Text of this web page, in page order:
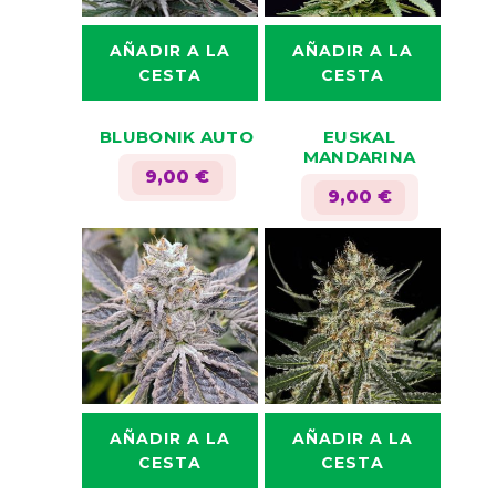
en
página
de
producto
en
página
de
producto
AÑADIR A LA
CESTA
producto
múltiples
variantes.
Las
opciones
se
pueden
elegir
en
página
de
BLUBONIK AUTO
9,00 €
AÑADIR A LA
CESTA
producto
múltiples
variantes.
Las
opciones
se
pueden
elegir
en
página
de
EUSKAL
MANDARINA
9,00 €
AÑADIR A LA
CESTA
AÑADIR A LA
CESTA